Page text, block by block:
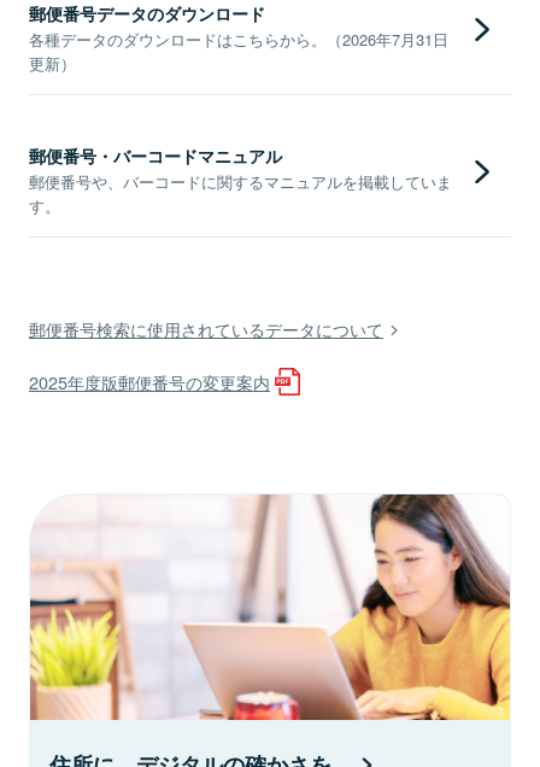
郵便番号データのダウンロード
各種データのダウンロードはこちらから。（2026年7月31日
更新）
郵便番号・バーコードマニュアル
郵便番号や、バーコードに関するマニュアルを掲載していま
す。
郵便番号検索に使用されているデータについて
2025年度版郵便番号の変更案内